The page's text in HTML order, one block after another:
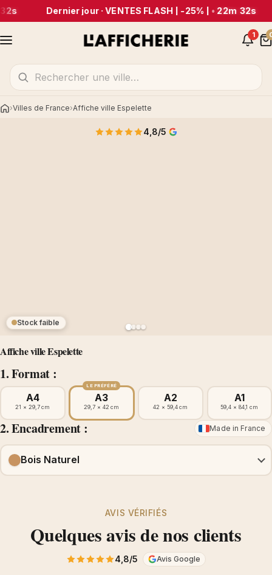
Dernier jour · VENTES FLASH | -25% | • 22m 32s
1
AccueilVilles de France Affiche ville Espelette
Affiche ville Espelette
1. Format :
Stock faible
4,8/5
A4
21 × 29,7 cm
LE PRÉFÉRÉ
A3
29,7 × 42 cm
A2
42 × 59,4 cm
A1
59,4 × 84,1 cm
2. Encadrement : Made in France
Bois Naturel
AVIS VÉRIFIÉS
Quelques avis de nos clients
4,8/5 Avis Google